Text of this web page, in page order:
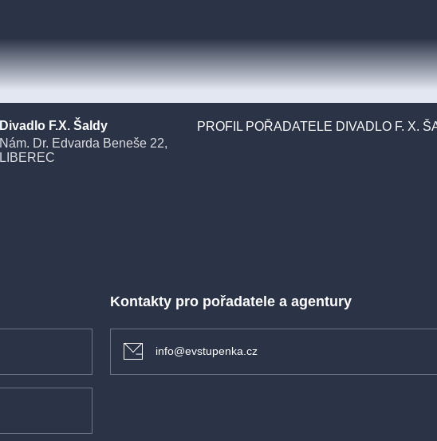
Divadlo F.X. Šaldy
Nám. Dr. Edvarda Beneše 22,
LIBEREC
PROFIL POŘADATELE DIVADLO F. X.
Kontakty pro pořadatele a agentury
info@evstupenka.cz